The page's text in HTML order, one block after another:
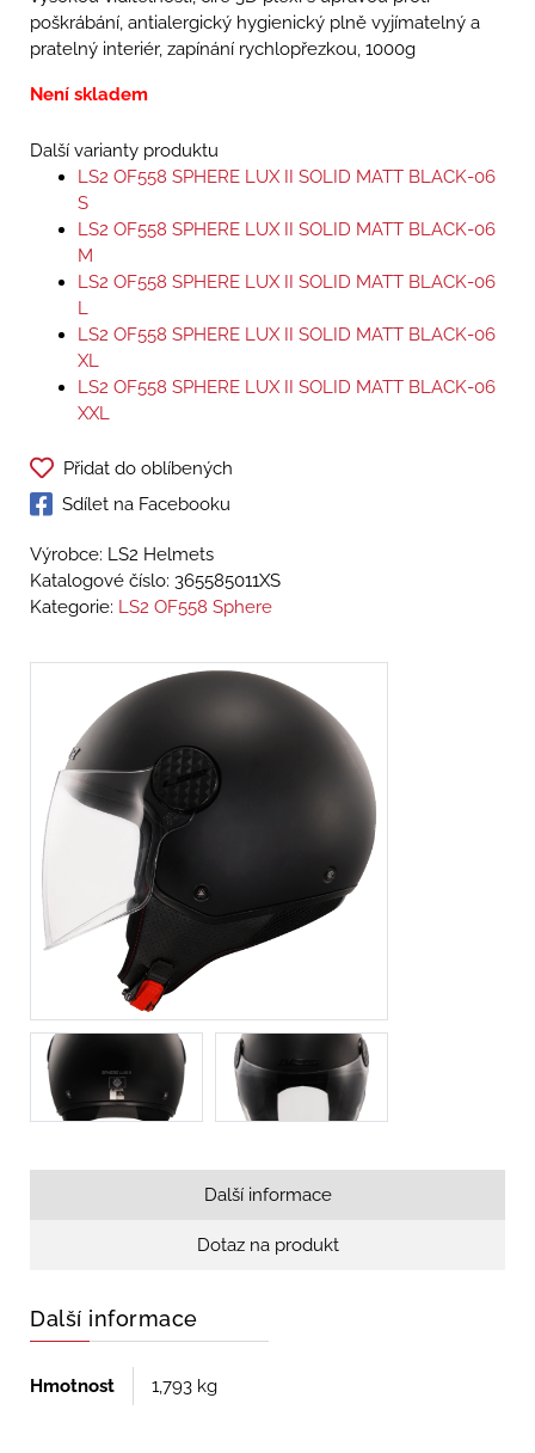
poškrábání, antialergický hygienický plně vyjímatelný a
pratelný interiér, zapínání rychlopřezkou, 1000g
Není skladem
Další varianty produktu
LS2 OF558 SPHERE LUX II SOLID MATT BLACK-06
S
LS2 OF558 SPHERE LUX II SOLID MATT BLACK-06
M
LS2 OF558 SPHERE LUX II SOLID MATT BLACK-06
L
LS2 OF558 SPHERE LUX II SOLID MATT BLACK-06
XL
LS2 OF558 SPHERE LUX II SOLID MATT BLACK-06
XXL
Přidat do oblíbených
Sdílet na Facebooku
Výrobce: LS2 Helmets
Katalogové číslo: 365585011XS
Kategorie: LS2 OF558 Sphere
Další informace
Dotaz na produkt
Další informace
Hmotnost 1,793 kg